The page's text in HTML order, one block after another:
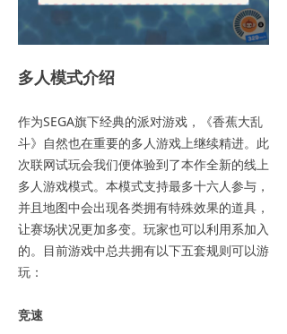
多人模式介绍
作为SEGA旗下经典的派对游戏，《香蕉大乱
斗》自然也在重要的多人游戏上继续精进。此
次联网试玩会我们便体验到了本作全新的线上
多人游戏模式。本模式支持最多十六人参与，
并且地图中会出现各类拥有特殊效果的道具，
让赛场状况更加多变。玩家也可以利用系加入
的。目前游戏中总共拥有以下五套规则可以游
玩：
竞速